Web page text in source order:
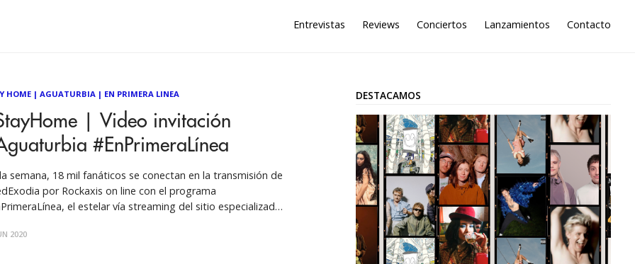
Entrevistas Reviews Conciertos Lanzamientos Contacto
HOME| AGUATURBIA| EN PRIMERA LINEA
| Video invitación
#EnPrimeraLínea
semana, 18 mil fanáticos se conectan en la transmisión de
por Rockaxis on line con el programa
el estelar vía streaming del sitio especializado
las 21 hrs. ¡Aguaturbia por Facebook Live! Desde su casa,
2020
DESTACAMOS